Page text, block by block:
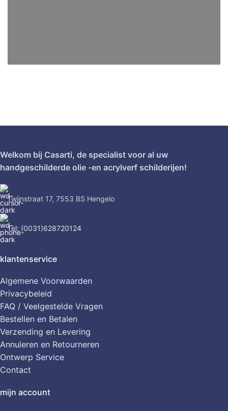
Welkom bij Casarti, de specialist voor al uw
handgeschilderde olie -en acrylverf schilderijen!
Twijnstraat 17, 7553 BS Hengelo
Tel: (0031)628720124
klantenservice
Algemene Voorwaarden
Privacybeleid
FAQ / Veelgestelde Vragen
Bestellen en Betalen
Verzending en Levering
Annuleren en Retourneren
Ontwerp Service
Contact
mijn account